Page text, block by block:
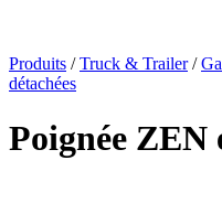
Produits /Truck & Trailer/
détachées
Poignée ZEN